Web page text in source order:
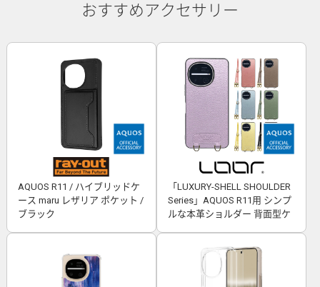
おすすめアクセサリー
AQUOS R11 / ハイブリッドケ
ース maru レザリア ポケット /
ブラック
「LUXURY-SHELL SHOULDER
Series」AQUOS R11用 シンプ
ルな本革ショルダー 背面型ケ